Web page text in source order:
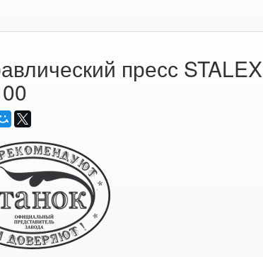
пресс STALEX